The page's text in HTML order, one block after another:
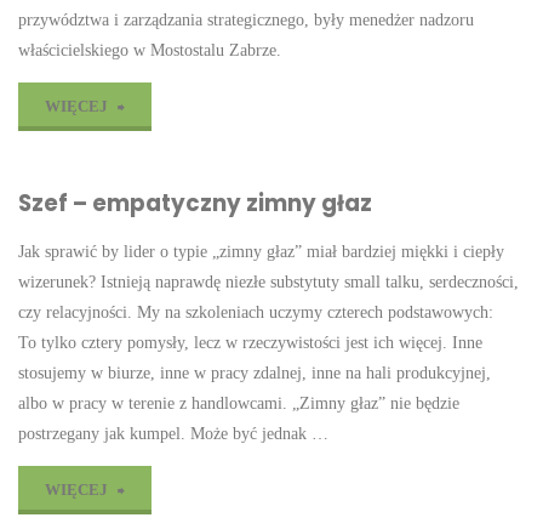
przywództwa i zarządzania strategicznego, były menedżer nadzoru
właścicielskiego w Mostostalu Zabrze.
WIĘCEJ "Warsztaty
dla
zarządu
podcast"
Szef – empatyczny zimny głaz
Jak sprawić by lider o typie „zimny głaz” miał bardziej miękki i ciepły
wizerunek? Istnieją naprawdę niezłe substytuty small talku, serdeczności,
czy relacyjności. My na szkoleniach uczymy czterech podstawowych:
To tylko cztery pomysły, lecz w rzeczywistości jest ich więcej. Inne
stosujemy w biurze, inne w pracy zdalnej, inne na hali produkcyjnej,
albo w pracy w terenie z handlowcami. „Zimny głaz” nie będzie
postrzegany jak kumpel. Może być jednak …
WIĘCEJ "Szef